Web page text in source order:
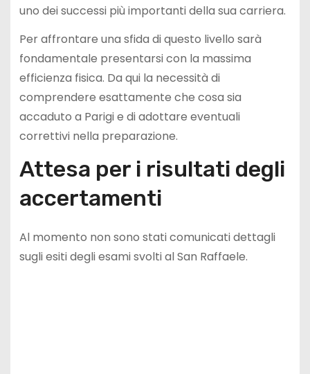
uno dei successi più importanti della sua carriera.
Per affrontare una sfida di questo livello sarà
fondamentale presentarsi con la massima
efficienza fisica. Da qui la necessità di
comprendere esattamente che cosa sia
accaduto a Parigi e di adottare eventuali
correttivi nella preparazione.
Attesa per i risultati degli
accertamenti
Al momento non sono stati comunicati dettagli
sugli esiti degli esami svolti al San Raffaele.